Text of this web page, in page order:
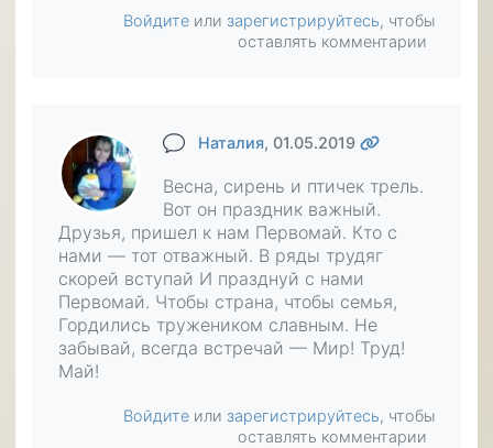
Войдите или зарегистрируйтесь, чтобы
оставлять комментарии
Наталия, 01.05.2019
Весна, сирень и птичек трель.
Вот он праздник важный.
Друзья, пришел к нам Первомай. Кто с
нами — тот отважный. В ряды трудяг
скорей вступай И празднуй с нами
Первомай. Чтобы страна, чтобы семья,
Гордились тружеником славным. Не
забывай, всегда встречай — Мир! Труд!
Май!
Войдите или зарегистрируйтесь, чтобы
оставлять комментарии